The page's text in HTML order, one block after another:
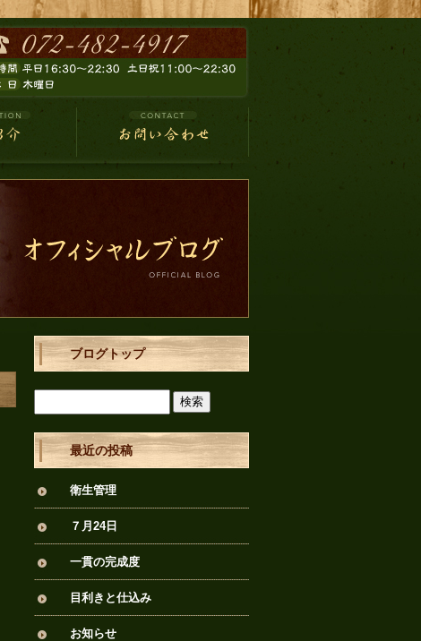
ブログトップ
最近の投稿
衛生管理
７月24日
一貫の完成度
目利きと仕込み
お知らせ